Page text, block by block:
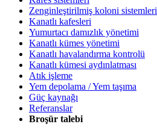
Zenginleştirilmiş koloni sistemleri
Kanatlı kafesleri
Yumurtacı damızlık yönetimi
Kanatlı kümes yönetimi
Kanatlı havalandırma kontrolü
Kanatlı kümesi aydınlatması
Atık işleme
Yem depolama / Yem taşıma
Güç kaynağı
Referanslar
Broşür talebi